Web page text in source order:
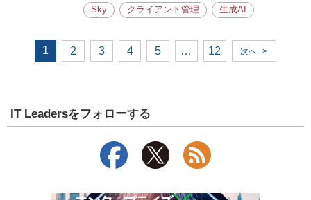
Sky クライアント管理 生成AI
1 2 3 4 5 … 12 次へ >
IT Leadersをフォローする